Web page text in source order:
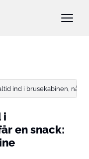
ind i brusekabinen, når
i
en snack: